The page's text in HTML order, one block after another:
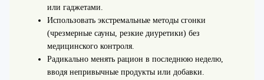
или гаджетами.
Использовать экстремальные методы сгонки
(чрезмерные сауны, резкие диуретики) без
медицинского контроля.
Радикально менять рацион в последнюю неделю,
вводя непривычные продукты или добавки.